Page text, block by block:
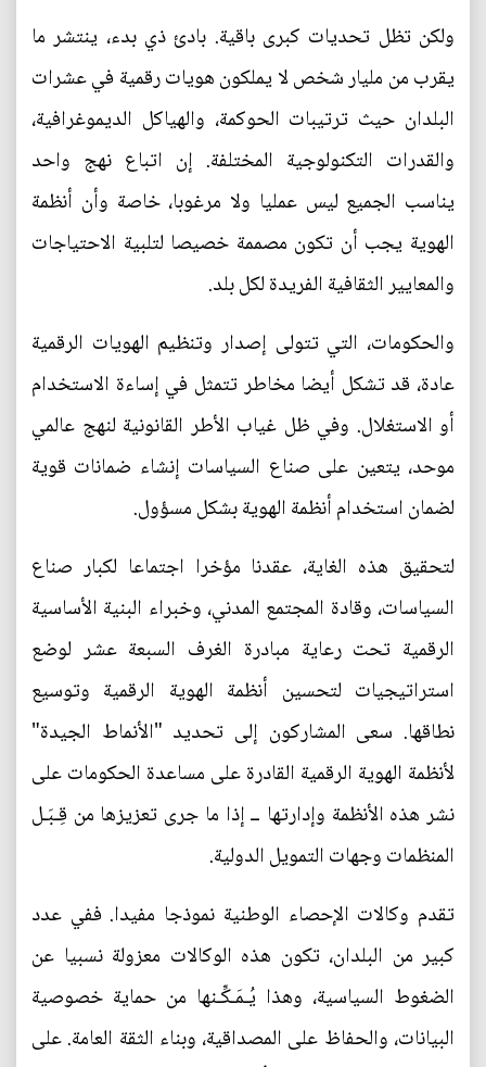
ولكن تظل تحديات كبرى باقية. بادئ ذي بدء، ينتشر ما
يقرب من مليار شخص لا يملكون هويات رقمية في عشرات
البلدان حيث ترتيبات الحوكمة، والهياكل الديموغرافية،
والقدرات التكنولوجية المختلفة. إن اتباع نهج واحد
يناسب الجميع ليس عمليا ولا مرغوبا، خاصة وأن أنظمة
الهوية يجب أن تكون مصممة خصيصا لتلبية الاحتياجات
والمعايير الثقافية الفريدة لكل بلد.
والحكومات، التي تتولى إصدار وتنظيم الهويات الرقمية
عادة، قد تشكل أيضا مخاطر تتمثل في إساءة الاستخدام
أو الاستغلال. وفي ظل غياب الأطر القانونية لنهج عالمي
موحد، يتعين على صناع السياسات إنشاء ضمانات قوية
لضمان استخدام أنظمة الهوية بشكل مسؤول.
لتحقيق هذه الغاية، عقدنا مؤخرا اجتماعا لكبار صناع
السياسات، وقادة المجتمع المدني، وخبراء البنية الأساسية
الرقمية تحت رعاية مبادرة الغرف السبعة عشر لوضع
استراتيجيات لتحسين أنظمة الهوية الرقمية وتوسيع
نطاقها. سعى المشاركون إلى تحديد "الأنماط الجيدة"
لأنظمة الهوية الرقمية القادرة على مساعدة الحكومات على
نشر هذه الأنظمة وإدارتها ــ إذا ما جرى تعزيزها من قِـبَـل
المنظمات وجهات التمويل الدولية.
تقدم وكالات الإحصاء الوطنية نموذجا مفيدا. ففي عدد
كبير من البلدان، تكون هذه الوكالات معزولة نسبيا عن
الضغوط السياسية، وهذا يُـمَـكِّـنها من حماية خصوصية
البيانات، والحفاظ على المصداقية، وبناء الثقة العامة. على